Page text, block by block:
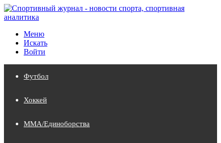
Меню
Искать
Войти
Футбол
Хоккей
MMA/Единоборства